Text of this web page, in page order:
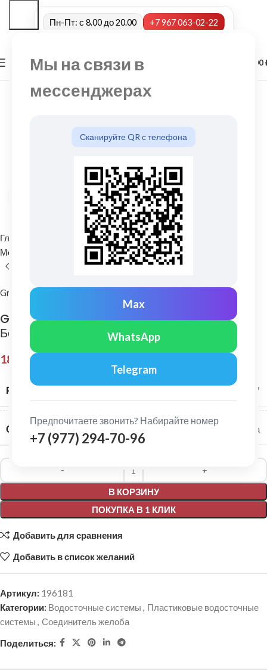
Мы на связи в
мессенджерах
Сканируйте QR с телефона
Max
WhatsApp
Telegram
Предпочитаете звонить? Набирайте номер
+7 (977) 294-70-96
Пн-Пт: с 8.00 до 20.00 +7 967 063-02-22
МЕНЮ 0,00
Нажмите, чтобы увеличить
Главная
Водосточные системы
Металлические водосточные системы Соединитель желоба
Grand Line
Grand Line: Соединитель желобов Классика
Белый
181,00
РАЗМЕР СИСТЕМЫ 120/87
СЕРИЯ Классика
В КОРЗИНУ
ПОКУПКА В 1 КЛИК
Alternative:
Добавить для сравнения
Добавить в список желаний
Артикул: 196181
Категории: Водосточные системы , Пластиковые водосточные
системы , Соединитель желоба
Поделиться: